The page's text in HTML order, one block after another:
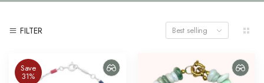
FILTER Best selling
Save
31%